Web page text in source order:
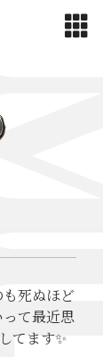
死ぬほど
て最近思
てます✨